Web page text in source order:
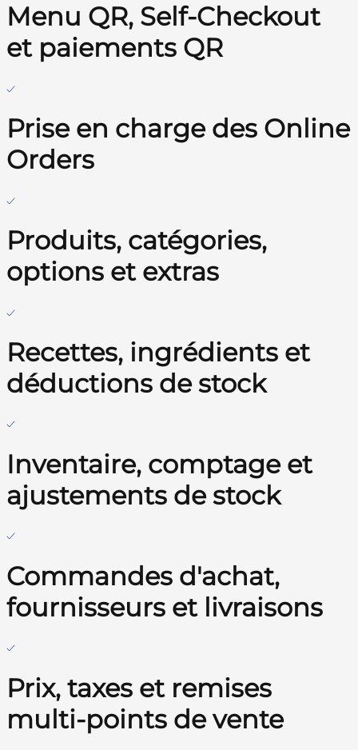
Menu QR, Self-Checkout
et paiements QR
Prise en charge des Online
Orders
Produits, catégories,
options et extras
Recettes, ingrédients et
déductions de stock
Inventaire, comptage et
ajustements de stock
Commandes d'achat,
fournisseurs et livraisons
Prix, taxes et remises
multi-points de vente